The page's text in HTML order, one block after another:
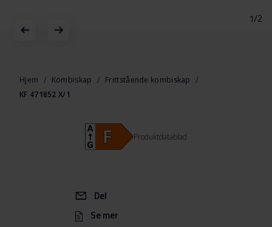
1/2
begynnelsen
Hjem Kombiskap
Frittstående kombiskap
KF 471852 X/1
Del
Se mer
Produktdatablad